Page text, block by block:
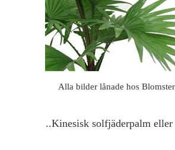
Alla bilder lånade hos
..Kinesisk solfjäderpalm eller